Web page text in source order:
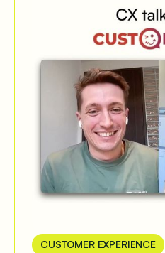
CUSTOMER EXPERIENCE